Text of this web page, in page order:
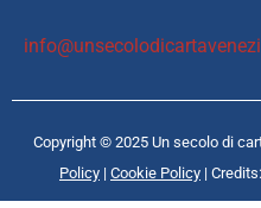
Copyright © 2025 Un secolo di
Policy | Cookie Policy | Credits: